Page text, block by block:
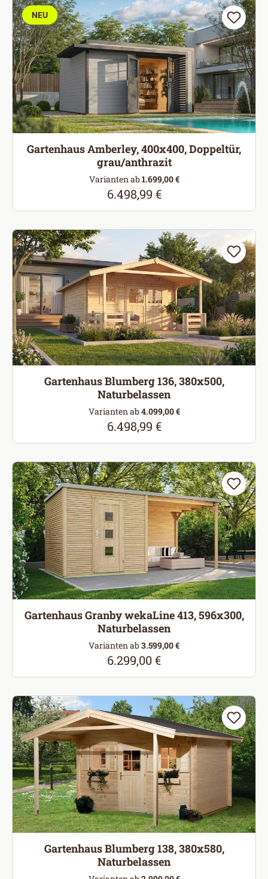
NEU
Gartenhaus Amberley, 400x400, Doppeltür,
grau/anthrazit
Varianten ab1.699,00 €
Regulärer Preis:
6.498,99 €
Gartenhaus Blumberg 136, 380x500,
Naturbelassen
Varianten ab4.099,00 €
Regulärer Preis:
6.498,99 €
Gartenhaus Granby wekaLine 413, 596x300,
Naturbelassen
Varianten ab3.599,00 €
Regulärer Preis:
6.299,00 €
Gartenhaus Blumberg 138, 380x580,
Naturbelassen